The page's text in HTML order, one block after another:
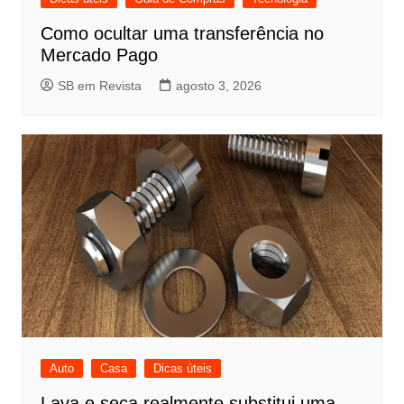
Como ocultar uma transferência no
Mercado Pago
SB em Revista agosto 3, 2026
Auto Casa Dicas úteis